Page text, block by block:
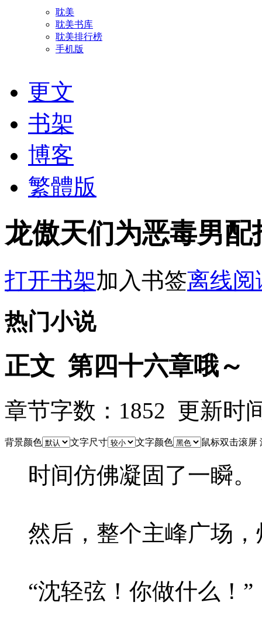
耽美
耽美书库
耽美排行榜
手机版
更文
书架
博客
繁體版
龙傲天们为恶毒男配
打开书架加入书签离线阅
热门小说
正文 第四十六章哦～
章节字数：1852 更新时
背景颜色 文字尺寸 文字颜色 鼠标双击滚屏
时间仿佛凝固了一瞬。
然后，整个主峰广场，
“沈轻弦！你做什么！”